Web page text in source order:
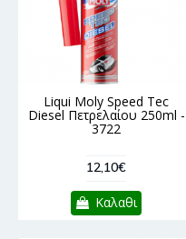
Liqui Moly Speed Tec
Diesel Πετρελαίου 250ml -
3722
12,10€
Καλαθι